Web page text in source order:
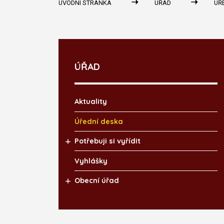
ÚVODNÍ STRÁNKA ÚŘAD
ÚŘAD
Aktuality
Úřední deska
Potřebuji si vyřídit
Vyhlášky
Obecní úřad